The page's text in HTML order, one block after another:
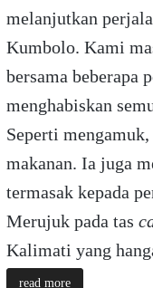
melanjutkan
Kumbolo. Kami
bersama beberapa
menghabiskan
Seperti
makanan. Ia juga
termasak kepada
Merujuk pada tas
Kalimati yang
read more